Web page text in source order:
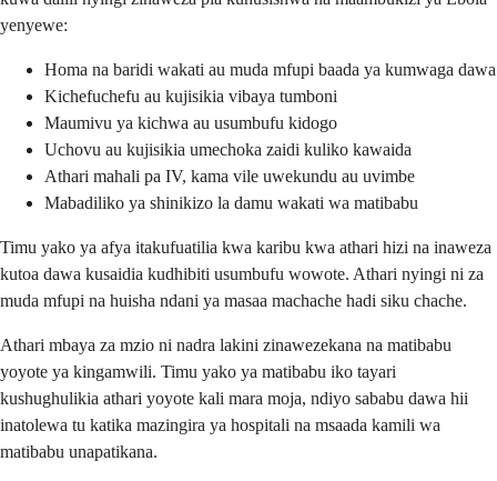
yenyewe:
Homa na baridi wakati au muda mfupi baada ya kumwaga dawa
Kichefuchefu au kujisikia vibaya tumboni
Maumivu ya kichwa au usumbufu kidogo
Uchovu au kujisikia umechoka zaidi kuliko kawaida
Athari mahali pa IV, kama vile uwekundu au uvimbe
Mabadiliko ya shinikizo la damu wakati wa matibabu
Timu yako ya afya itakufuatilia kwa karibu kwa athari hizi na inaweza
kutoa dawa kusaidia kudhibiti usumbufu wowote. Athari nyingi ni za
muda mfupi na huisha ndani ya masaa machache hadi siku chache.
Athari mbaya za mzio ni nadra lakini zinawezekana na matibabu
yoyote ya kingamwili. Timu yako ya matibabu iko tayari
kushughulikia athari yoyote kali mara moja, ndiyo sababu dawa hii
inatolewa tu katika mazingira ya hospitali na msaada kamili wa
matibabu unapatikana.